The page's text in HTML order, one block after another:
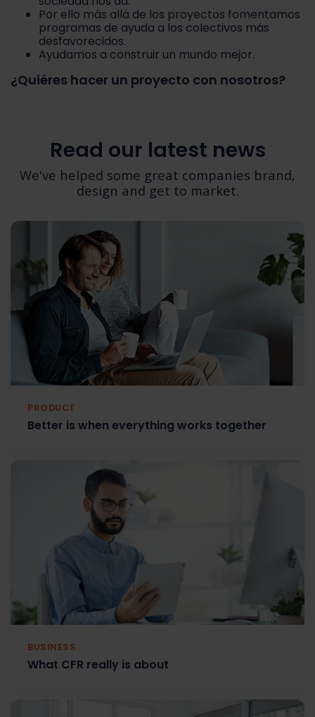
Por ello más allá de los proyectos fomentamos
programas de ayuda a los colectivos más
desfavorecidos.
Ayudamos a construir un mundo mejor.
¿Quiéres hacer un proyecto con nosotros?
Read our latest news
We've helped some great companies brand,
design and get to market.
PRODUCT
Better is when everything works together
BUSINESS
What CFR really is about